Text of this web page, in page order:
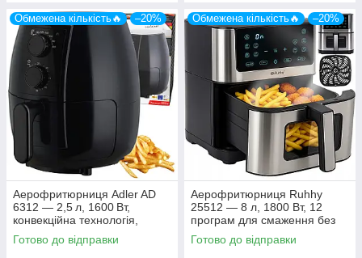
Обмежена кількість🔥 –20%
Аерофритюрниця Adler AD
6312 — 2,5 л, 1600 Вт,
конвекційна технологія,
таймер, антипригарне
покриття
Готово до відправки
Обмежена кількість🔥 –20%
Аерофритюрниця Ruhhy
25512 — 8 л, 1800 Вт, 12
програм для смаження без
олії
Готово до відправки